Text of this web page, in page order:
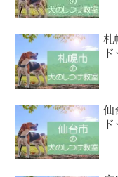
札
仙